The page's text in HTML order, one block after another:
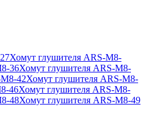
Хомут глушителя ARS-M8-
36Хомут глушителя ARS-M8-
42Хомут глушителя ARS-M8-
46Хомут глушителя ARS-M8-
48Хомут глушителя ARS-M8-49